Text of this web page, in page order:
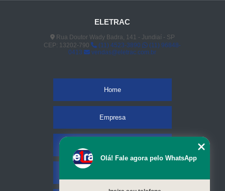
ELETRAC
Rua Doutor Wady Badra, 141 - Jundiaí - SP
CEP: 13202-790
(11) 4523-3890
(11) 96848-
0413
vendas@eletrac.com.br
Home
Empresa
Olá! Fale agora pelo WhatsApp